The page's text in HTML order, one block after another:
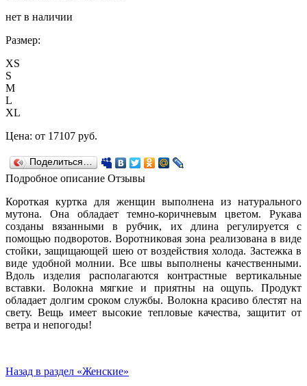
нет в наличии
Размер:
XS
S
M
L
XL
Цена: от 17107 руб.
Поделиться…
Подробное описание Отзывы
Короткая куртка для женщин выполнена из натурального
мутона. Она обладает темно-коричневым цветом. Рукава
созданы вязанными в рубчик, их длина регулируется с
помощью подворотов. Воротниковая зона реализована в виде
стойки, защищающей шею от воздействия холода. Застежка в
виде удобной молнии. Все швы выполнены качественными.
Вдоль изделия располагаются контрастные вертикальные
вставки. Волокна мягкие и приятны на ощупь. Продукт
обладает долгим сроком службы. Волокна красиво блестят на
свету. Вещь имеет высокие тепловые качества, защитит от
ветра и непогоды!
Назад в раздел «Женские»